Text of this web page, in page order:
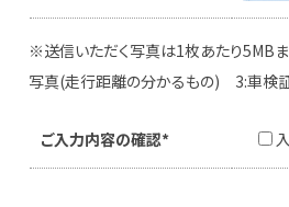
※送信いただく写真は1枚あたり5MBま
写真(走行距離の分かるもの) 3:車検
ご入力内容の確認*